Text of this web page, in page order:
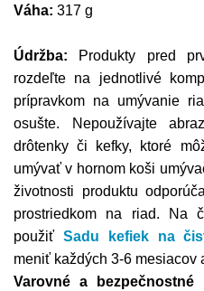
Váha: 317 g
Údržba: Produkty pred
rozdeľte na jednotlivé
prípravkom na umývanie
osušte. Nepoužívajte
drôtenky či kefky, ktoré
umývať v hornom koši
životnosti produktu
prostriedkom na riad. Na
použiť Sadu kefiek na
meniť každých 3-6 mesiacov
Varovné a bezpečnostné